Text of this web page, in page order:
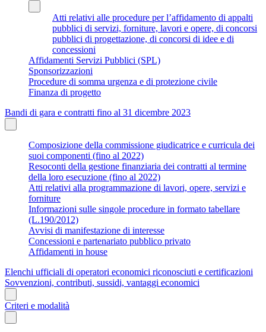
Atti relativi alle procedure per l’affidamento di appalti
pubblici di servizi, forniture, lavori e opere, di concorsi
pubblici di progettazione, di concorsi di idee e di
concessioni
Affidamenti Servizi Pubblici (SPL)
Sponsorizzazioni
Procedure di somma urgenza e di protezione civile
Finanza di progetto
Bandi di gara e contratti fino al 31 dicembre 2023
Composizione della commissione giudicatrice e curricula dei
suoi componenti (fino al 2022)
Resoconti della gestione finanziaria dei contratti al termine
della loro esecuzione (fino al 2022)
Atti relativi alla programmazione di lavori, opere, servizi e
forniture
Informazioni sulle singole procedure in formato tabellare
(L.190/2012)
Avvisi di manifestazione di interesse
Concessioni e partenariato pubblico privato
Affidamenti in house
Elenchi ufficiali di operatori economici riconosciuti e certificazioni
Sovvenzioni, contributi, sussidi, vantaggi economici
Criteri e modalità